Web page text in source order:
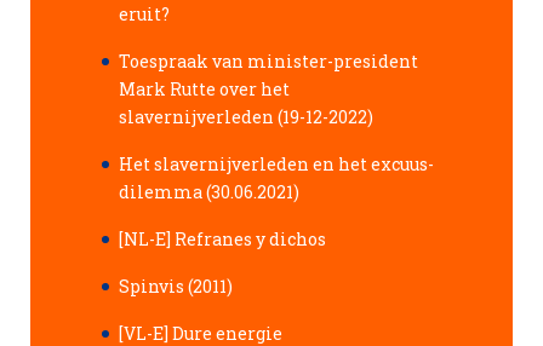
eruit?
Toespraak van minister-president
Mark Rutte over het
slavernijverleden (19-12-2022)
Het slavernijverleden en het excuus-
dilemma (30.06.2021)
[NL-E] Refranes y dichos
Spinvis (2011)
[VL-E] Dure energie